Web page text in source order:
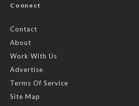
Connect
Contact
About
Work With Us
Advertise
Terms Of Service
Site Map